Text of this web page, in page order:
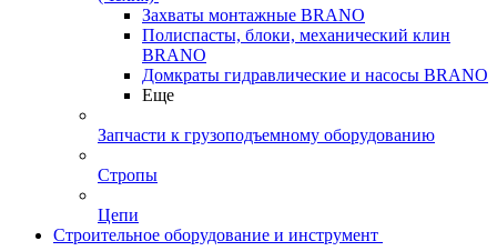
Захваты монтажные BRANO
Полиспасты, блоки, механический клин
BRANO
Домкраты гидравлические и насосы BRANO
Еще
Запчасти к грузоподъемному оборудованию
Стропы
Цепи
Строительное оборудование и инструмент